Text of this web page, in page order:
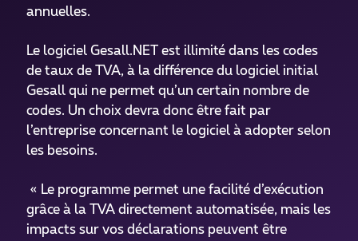
annuelles.
Le logiciel Gesall.NET est illimité dans les codes
de taux de TVA, à la différence du logiciel initial
Gesall qui ne permet qu’un certain nombre de
codes. Un choix devra donc être fait par
l’entreprise concernant le logiciel à adopter selon
les besoins.
« Le programme permet une facilité d’exécution
grâce à la TVA directement automatisée, mais les
impacts sur vos déclarations peuvent être